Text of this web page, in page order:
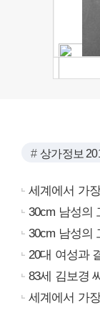
상가정보
세계에서 가
30cm 남성의
30cm 남성의
20대 여성과
83세 김보경
세계에서 가